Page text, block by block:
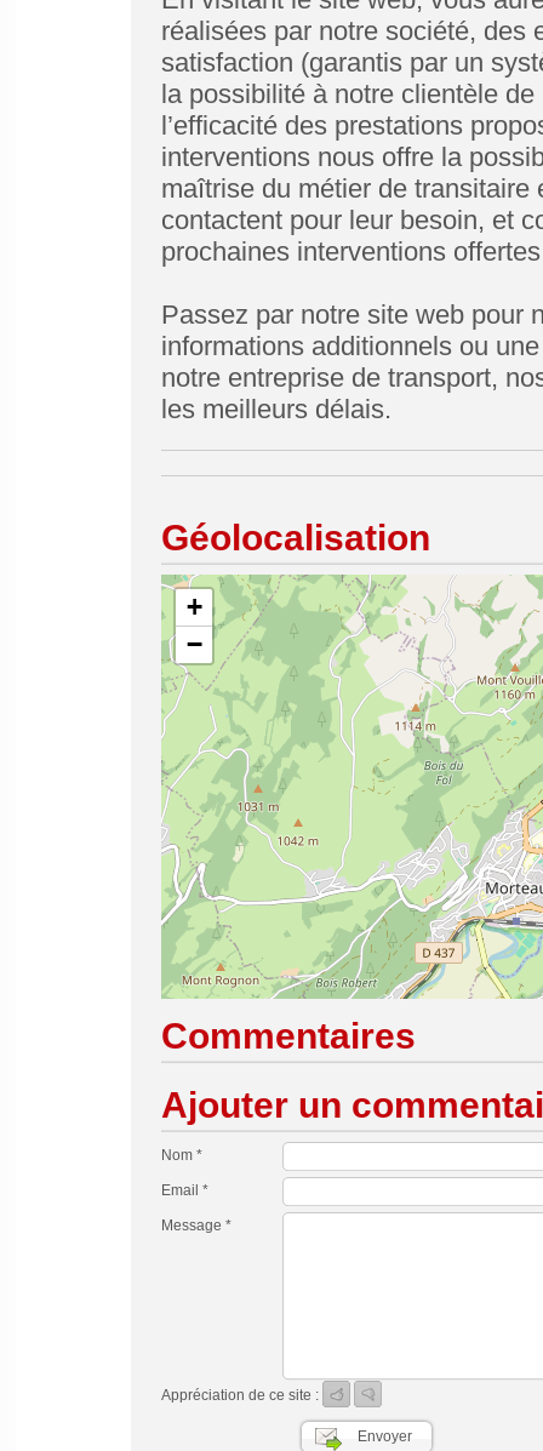
réalisées par notre société, des
satisfaction (garantis par un
la possibilité à notre clientèle
l’efficacité des prestations
interventions nous offre la
maîtrise du métier de
contactent pour leur besoin, et
prochaines interventions
Passez par notre site web pour
informations additionnels ou
notre entreprise de transport,
les meilleurs délais.
Géolocalisation
+
−
Commentaires
Ajouter un
Nom *
Email *
Message *
Appréciation de ce site :